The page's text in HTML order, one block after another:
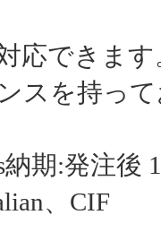
応できます
スを持っ
納期:発注後
、 CIF